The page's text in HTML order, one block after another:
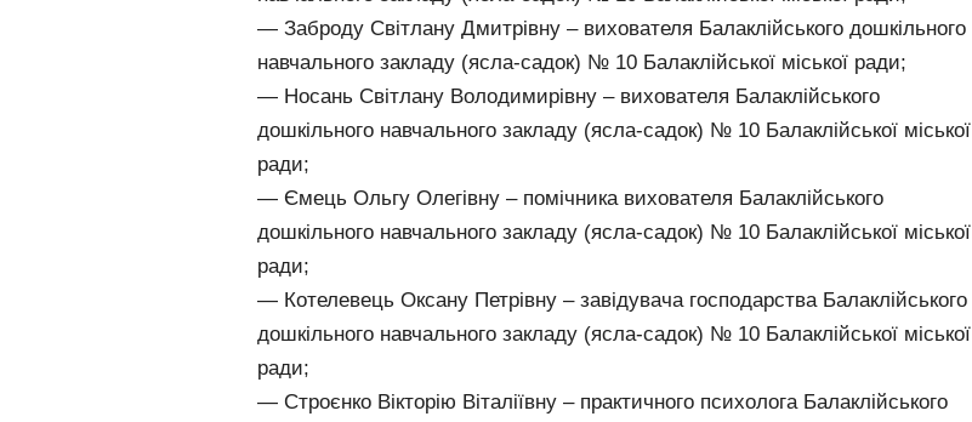
— Заброду Світлану Дмитрівну – вихователя Балаклійського дошкільного
навчального закладу (ясла-садок) № 10 Балаклійської міської ради;
— Носань Світлану Володимирівну – вихователя Балаклійського
дошкільного навчального закладу (ясла-садок) № 10 Балаклійської міської
ради;
— Ємець Ольгу Олегівну – помічника вихователя Балаклійського
дошкільного навчального закладу (ясла-садок) № 10 Балаклійської міської
ради;
— Котелевець Оксану Петрівну – завідувача господарства Балаклійського
дошкільного навчального закладу (ясла-садок) № 10 Балаклійської міської
ради;
— Строєнко Вікторію Віталіївну – практичного психолога Балаклійського